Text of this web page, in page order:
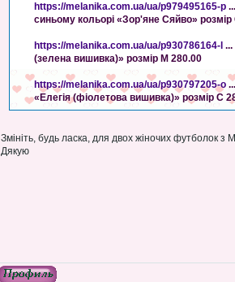
https://melanika.com.ua/ua/p979495165-p
синьому кольорі «Зор'яне Сяйво» розмір
https://melanika.com.ua/ua/p930786164-l
(зелена вишивка)» розмір М 280.00
https://melanika.com.ua/ua/p930797205-o
«Елегія (фіолетова вишивка)» розмір С
Змініть, будь ласка, для двох жіночих футболок з
Дякую